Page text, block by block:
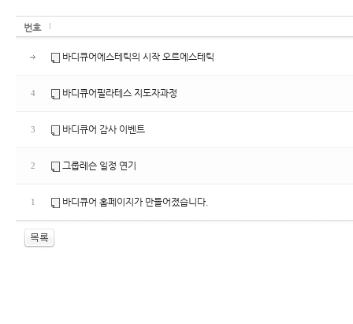
번호
바디큐어에스테틱의 시작 오르에스테틱
4 바디큐어필라테스 지도자과정
3 바디큐어 감사 이벤트
2 그룹레슨 일정 연기
1 바디큐어 홈페이지가 만들어졌습니다.